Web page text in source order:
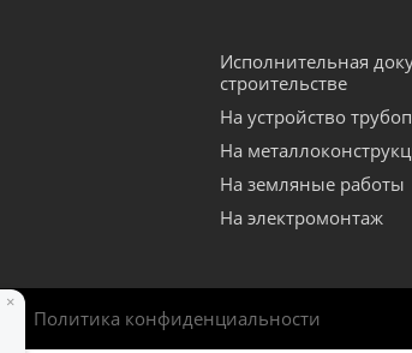
Исполнительная
строительстве
На устройство
На
На земляные работы
На электромонтаж
Политика конфиденциальности
×